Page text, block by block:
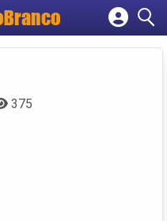
empresa
375